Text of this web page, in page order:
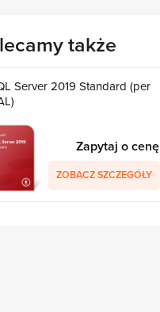
także
Server 2019 Standard (per
Zapytaj o cenę
ZOBACZ SZCZEGÓŁY